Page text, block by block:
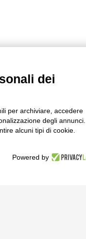
dei
per archiviare, accedere
degli annunci.
alcuni tipi di cookie.
Powered by